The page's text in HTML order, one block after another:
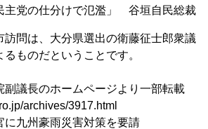
主党の仕分けで氾濫」 谷垣自民総裁
問は、大分県選出の衛藤征士郎衆議
ものだということです。
議長のホームページより一部転載
archives/3917.html
九州豪雨災害対策を要請